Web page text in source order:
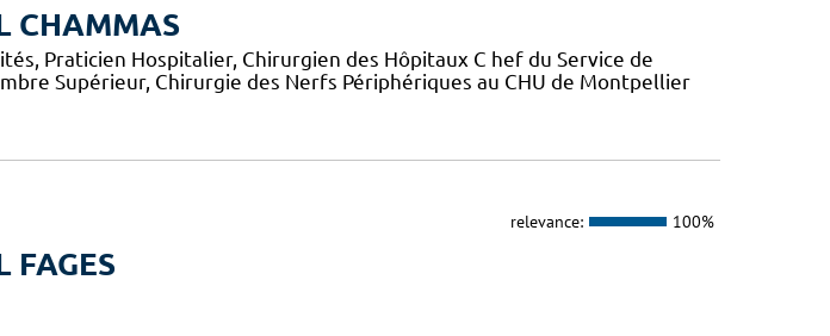
CHAMMAS
Praticien Hospitalier, Chirurgien des Hôpitaux C hef du Service de
Supérieur, Chirurgie des Nerfs Périphériques au CHU de Montpellier
relevance: 100%
FAGES